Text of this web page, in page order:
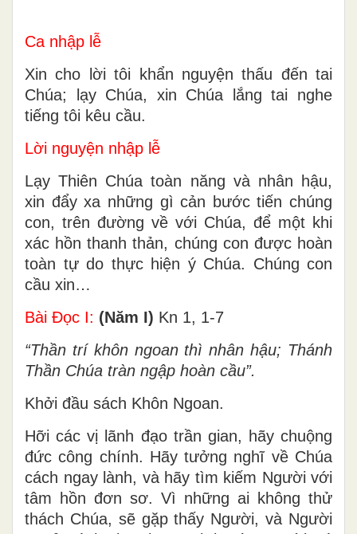
Ca nhập lễ
Xin cho lời tôi khẩn nguyện thấu đến tai
Chúa; lạy Chúa, xin Chúa lắng tai nghe
tiếng tôi kêu cầu.
Lời nguyện nhập lễ
Lạy Thiên Chúa toàn năng và nhân hậu,
xin đẩy xa những gì cản bước tiến chúng
con, trên đường về với Chúa, để một khi
xác hồn thanh thản, chúng con được hoàn
toàn tự do thực hiện ý Chúa. Chúng con
cầu xin…
Bài Ðọc I: (Năm I) Kn 1, 1-7
“Thần trí khôn ngoan thì nhân hậu; Thánh
Thần Chúa tràn ngập hoàn cầu”.
Khởi đầu sách Khôn Ngoan.
Hỡi các vị lãnh đạo trần gian, hãy chuộng
đức công chính. Hãy tưởng nghĩ về Chúa
cách ngay lành, và hãy tìm kiếm Người với
tâm hồn đơn sơ. Vì những ai không thử
thách Chúa, sẽ gặp thấy Người, và Người